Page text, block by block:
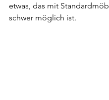
etwas, das mit
schwer möglich ist.